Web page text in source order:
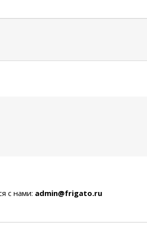
с нами: admin@frigato.ru